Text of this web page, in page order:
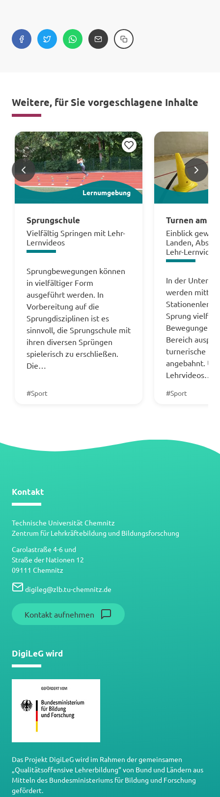
Weitere, für Sie vorgeschlagene Inhalte
Merken
Lernumgebung
Sprungschule
Vielfältig Springen mit Lehr-
Lernvideos
Sprungbewegungen können
in vielfältiger Form
ausgeführt werden. In
Vorbereitung auf die
Sprungdisziplinen ist es
sinnvoll, die Sprungschule mit
ihren diversen Sprüngen
spielerisch zu erschließen.
Die…
#Sport
Turnen am
Einblick
Landen,
Lehr-
In der
werden mittels
Sprung
Bewegungen
Bereich
turnerische
angebahnt.
Lehrvideos…
#Sport
< >
Kontakt
Technische Universität Chemnitz
Zentrum für Lehrkräftebildung und Bildungsforschung
Carolastraße 4-6 und
Straße der Nationen 12
09111 Chemnitz
digileg@zlb.tu-chemnitz.de
Kontakt aufnehmen
DigiLeG wird
Das Projekt DigiLeG wird im Rahmen der gemeinsamen
„Qualitätsoffensive Lehrerbildung“ von Bund und Ländern aus
Mitteln des Bundesministeriums für Bildung und Forschung
gefördert.